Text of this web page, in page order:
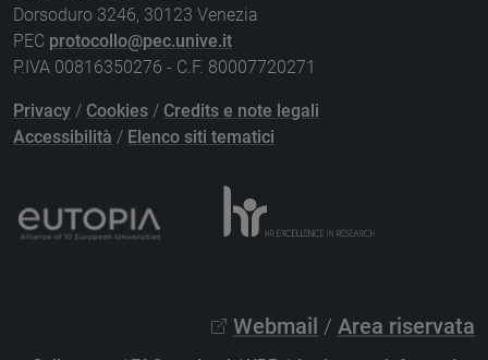
Dorsoduro 3246, 30123 Venezia
PEC protocollo@pec.unive.it
P.IVA 00816350276 - C.F. 80007720271
Privacy / Cookies / Credits e note legali
Accessibilità / Elenco siti tematici
Webmail / Area riservata